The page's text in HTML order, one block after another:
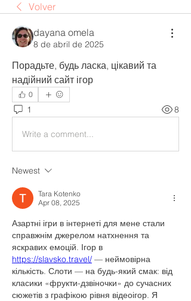
Volver
dayana omela
8 de abril de 2025
Порадьте, будь ласка, цікавий та
надійний сайт ігор
0
1 8
Write a comment...
Newest
Tara Kotenko
Apr 08, 2025
Азартні ігри в інтернеті для мене стали
справжнім джерелом натхнення та
https://slavsko.travel/ — неймовірна
кількість. Слоти — на будь-який смак: від
класики «фрукти-дзвіночки» до сучасних
сюжетів з графікою рівня відеоігор. Я